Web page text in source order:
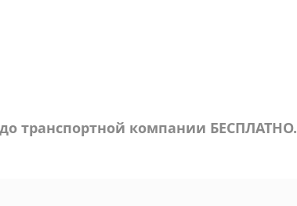
транспортной компании БЕСПЛАТНО.